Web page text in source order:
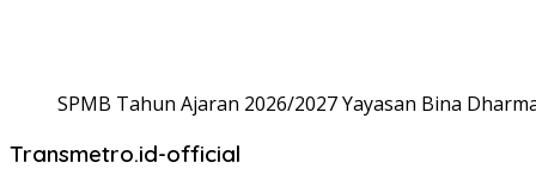
SPMB Tahun Ajaran 2026/2027 Yayasan Bina
Transmetro.id-official